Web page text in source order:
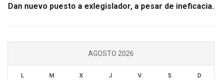
Dan nuevo puesto a exlegislador, a pesar de ineficacia.
AGOSTO 2026
L M X J V S D